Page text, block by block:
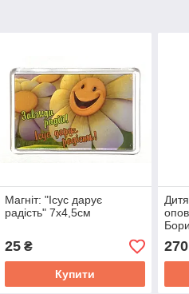
Магніт: "Ісус дарує
радість" 7х4,5см
25₴
Купити
270